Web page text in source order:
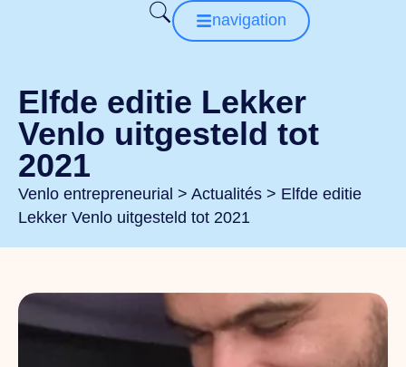
navigation
Elfde editie Lekker
Venlo uitgesteld tot
2021
Venlo entrepreneurial > Actualités > Elfde editie
Lekker Venlo uitgesteld tot 2021